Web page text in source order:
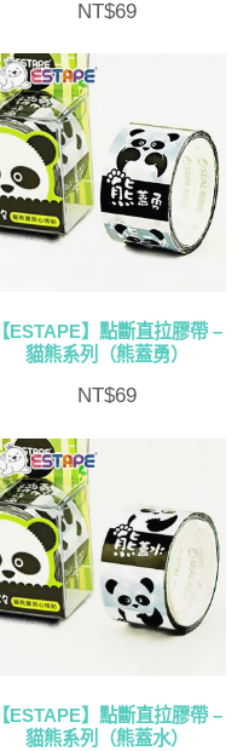
NT$69
【ESTAPE】點斷直拉膠帶 –
貓熊系列（熊蓋勇）
NT$69
【ESTAPE】點斷直拉膠帶 –
貓熊系列（熊蓋水）